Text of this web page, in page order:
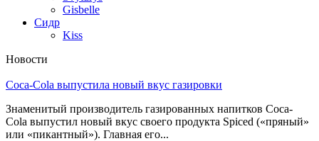
Gisbelle
Сидр
Kiss
Новости
Coca-Cola выпустила новый вкус газировки
Знаменитый производитель газированных напитков Coca-
Cola выпустил новый вкус своего продукта Spiced («пряный»
или «пикантный»). Главная его...